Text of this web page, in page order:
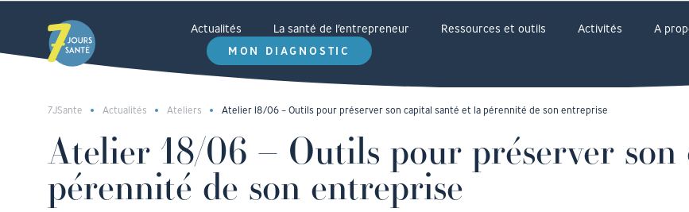
Actualités La santé de l’entrepreneur Ressources et outils Activités
A
MON DIAGNOSTIC
7JSante Actualités Ateliers Atelier 18/06 – Outils pour préserver son capital santé et la pérennité de son entreprise
Atelier 18/06 – Outils pour préserver son
pérennité de son entreprise